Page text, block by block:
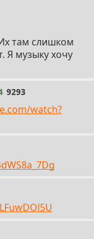
там слишком
Я музыку хочу
9293
watch?